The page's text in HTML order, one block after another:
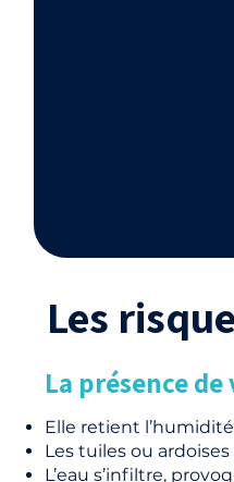
Les
La présence
Elle retient
Les tuiles ou
L’eau s’infiltre,